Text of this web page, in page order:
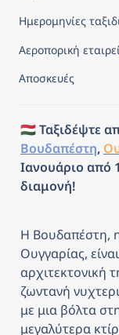
Ημερομηνίες
Αεροπορική
Αποσκευές
🇭🇺 Ταξιδέψτε
Βουδαπέστη,
Ιανουάριο από
διαμονή!
Η Βουδαπέστη,
Ουγγαρίας,
αρχιτεκτονική
ζωντανή
με μια βόλτα
μεγαλύτερα